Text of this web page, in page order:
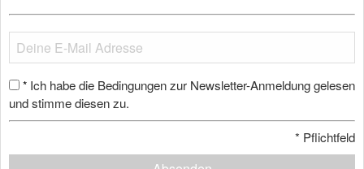
* Ich habe die Bedingungen zur Newsletter-Anmeldung gelesen
und stimme diesen zu.
* Pflichtfeld